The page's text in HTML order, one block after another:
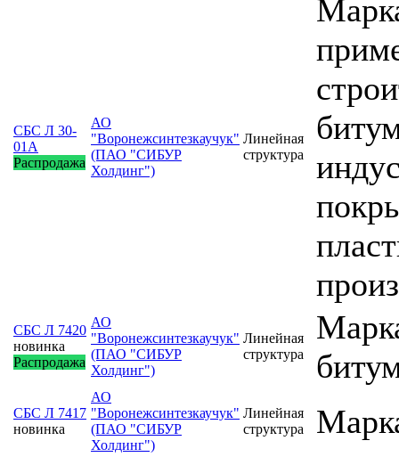
СБС Л 30-
01А
Распродажа
АО
"Воронежсинтезкаучук"
(ПАО "СИБУР
Холдинг")
Линейная
структура
СБС Л 7420
новинка
Распродажа
АО
"Воронежсинтезкаучук"
(ПАО "СИБУР
Холдинг")
Линейная
структура
СБС Л 7417
новинка
АО
"Воронежсинтезкаучук"
(ПАО "СИБУР
Холдинг")
Линейная
структура